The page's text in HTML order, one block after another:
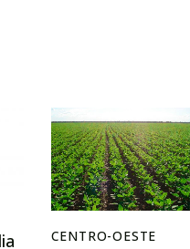
CENTRO-OESTE